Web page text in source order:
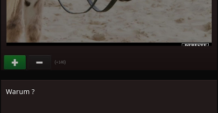
(+146)
Warum ?